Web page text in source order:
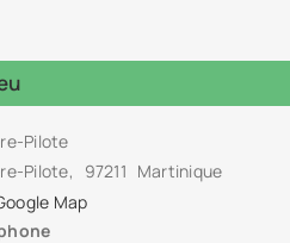
Pilote
Pilote, 97211 Martinique
Map